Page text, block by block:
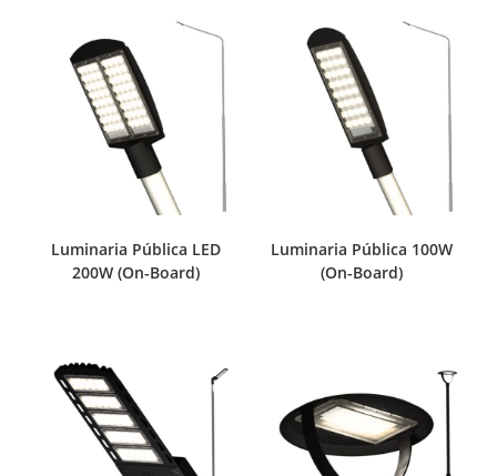
Luminaria Pública LED
200W (On-Board)
Luminaria Pública 100W
(On-Board)